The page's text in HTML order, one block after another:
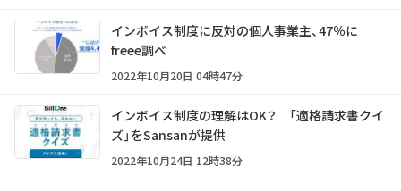
インボイス制度に反対の個人事業主、47％に
freee調べ
2022年10月20日 04時47分
インボイス制度の理解はOK？ 「適格請求書クイ
ズ」をSansanが提供
2022年10月24日 12時38分